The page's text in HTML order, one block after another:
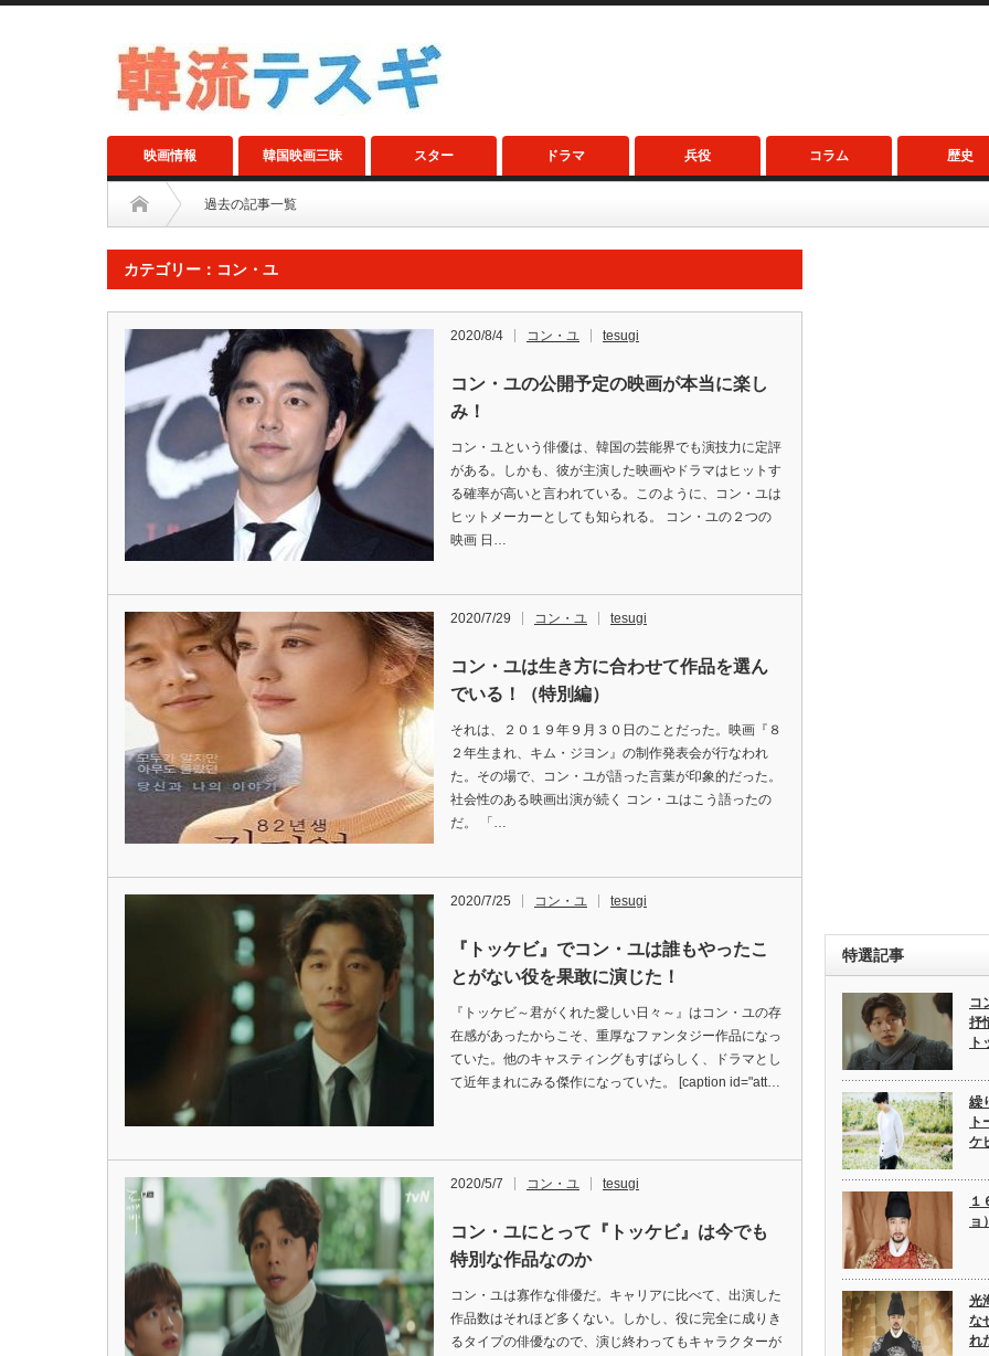
映画情報 韓国映画三昧 スター ドラマ 兵役 コラム 歴史
過去の記事一覧
カテゴリー：コン・ユ
2020/8/4 コン・ユ tesugi
コン・ユの公開予定の映画が本当に楽し
み！
コン・ユという俳優は、韓国の芸能界でも演技力に定評
がある。しかも、彼が主演した映画やドラマはヒットす
る確率が高いと言われている。このように、コン・ユは
ヒットメーカーとしても知られる。 コン・ユの２つの
映画 日…
2020/7/29 コン・ユ tesugi
コン・ユは生き方に合わせて作品を選ん
でいる！（特別編）
それは、２０１９年９月３０日のことだった。映画『８
２年生まれ、キム・ジヨン』の制作発表会が行なわれ
た。その場で、コン・ユが語った言葉が印象的だった。
社会性のある映画出演が続く コン・ユはこう語ったの
だ。 「…
2020/7/25 コン・ユ tesugi
『トッケビ』でコン・ユは誰もやったこ
とがない役を果敢に演じた！
『トッケビ～君がくれた愛しい日々～』はコン・ユの存
在感があったからこそ、重厚なファンタジー作品になっ
ていた。他のキャスティングもすばらしく、ドラマとし
て近年まれにみる傑作になっていた。 [caption id="att…
2020/5/7 コン・ユ tesugi
コン・ユにとって『トッケビ』は今でも
特別な作品なのか
コン・ユは寡作な俳優だ。キャリアに比べて、出演した
作品数はそれほど多くない。しかし、役に完全に成りき
るタイプの俳優なので、演じ終わってもキャラクターが
特選記事
コ
抒
繰
ケ
１
ョ
光
な
れ